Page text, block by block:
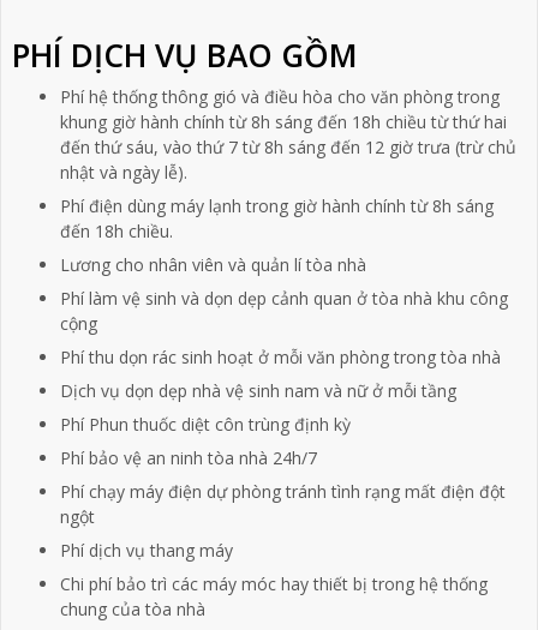
PHÍ DỊCH VỤ BAO GỒM
Phí hệ thống thông gió và điều hòa cho văn phòng trong
khung giờ hành chính từ 8h sáng đến 18h chiều từ thứ hai
đến thứ sáu, vào thứ 7 từ 8h sáng đến 12 giờ trưa (trừ chủ
nhật và ngày lễ).
Phí điện dùng máy lạnh trong giờ hành chính từ 8h sáng
đến 18h chiều.
Lương cho nhân viên và quản lí tòa nhà
Phí làm vệ sinh và dọn dẹp cảnh quan ở tòa nhà khu công
cộng
Phí thu dọn rác sinh hoạt ở mỗi văn phòng trong tòa nhà
Dịch vụ dọn dẹp nhà vệ sinh nam và nữ ở mỗi tầng
Phí Phun thuốc diệt côn trùng định kỳ
Phí bảo vệ an ninh tòa nhà 24h/7
Phí chạy máy điện dự phòng tránh tình rạng mất điện đột
ngột
Phí dịch vụ thang máy
Chi phí bảo trì các máy móc hay thiết bị trong hệ thống
chung của tòa nhà